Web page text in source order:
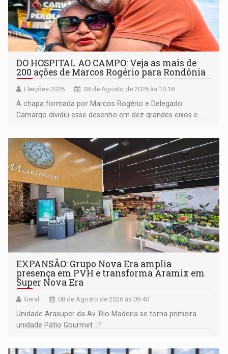
DO HOSPITAL AO CAMPO: Veja as mais de
200 ações de Marcos Rogério para Rondônia
Eleições 2026 08 de Agosto de 2026 às 10:18
A chapa formada por Marcos Rogério e Delegado
Camargo dividiu esse desenho em dez grandes eixos e
EXPANSÃO: Grupo Nova Era amplia
presença em PVH e transforma Aramix em
Super Nova Era
Geral 08 de Agosto de 2026 às 09:40
Unidade Arasuper da Av. Rio Madeira se torna primeira
unidade Pátio Gourmet